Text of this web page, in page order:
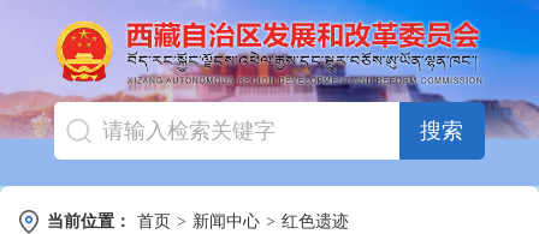
搜索
当前位置： 首页 > 新闻中心 > 红色遗迹